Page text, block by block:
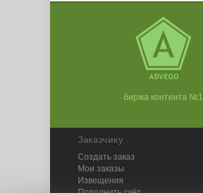
биржа контента №1
Заказчику
Создать заказ
Мои заказы
Извещения